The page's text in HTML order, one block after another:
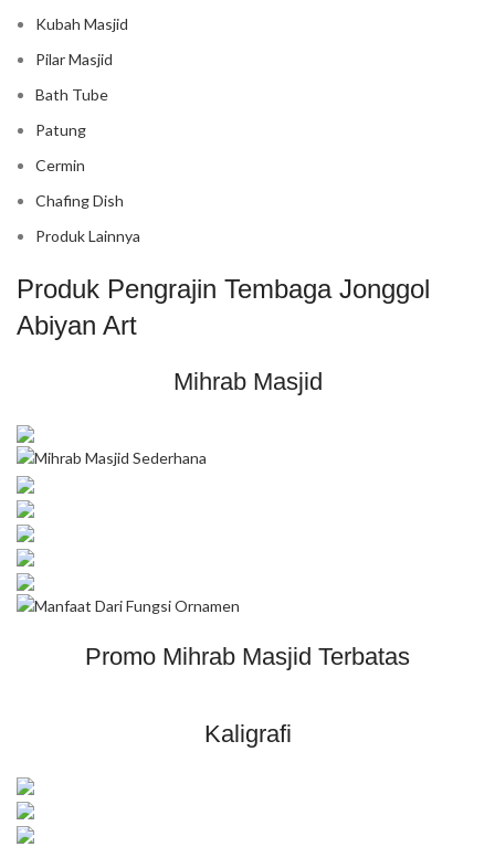
Kubah Masjid
Pilar Masjid
Bath Tube
Patung
Cermin
Chafing Dish
Produk Lainnya
Produk Pengrajin Tembaga Jonggol
Abiyan Art
Mihrab Masjid
Promo Mihrab Masjid Terbatas
Kaligrafi